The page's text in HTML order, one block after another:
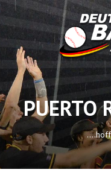
PUERTO